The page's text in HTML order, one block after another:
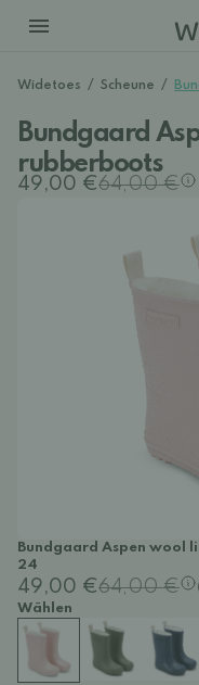
Widetoes / Scheune /
Bundgaard
rubberboots
49,00 €64,00 €
Bundgaard Aspen wool
24
49,00 €64,00 €
Wählen